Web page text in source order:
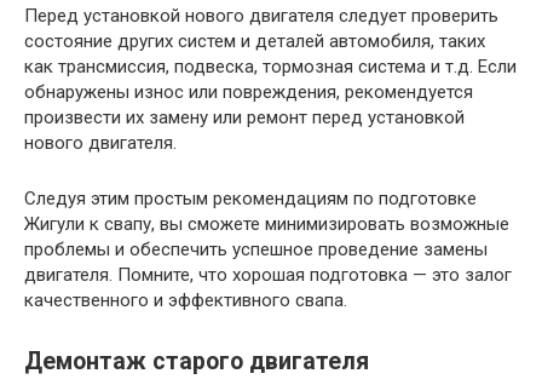
Перед установкой нового двигателя следует проверить
состояние других систем и деталей автомобиля, таких
как трансмиссия, подвеска, тормозная система и т.д. Если
обнаружены износ или повреждения, рекомендуется
произвести их замену или ремонт перед установкой
нового двигателя.
Следуя этим простым рекомендациям по подготовке
Жигули к свапу, вы сможете минимизировать возможные
проблемы и обеспечить успешное проведение замены
двигателя. Помните, что хорошая подготовка — это залог
качественного и эффективного свапа.
Демонтаж старого двигателя